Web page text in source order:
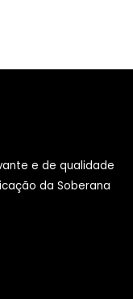
e de qualidade
da Soberana